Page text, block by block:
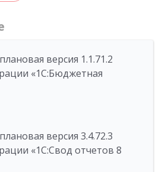
версия 1.1.71.2
«1C:Бюджетная
версия 3.4.72.3
«1C:Свод отчетов 8